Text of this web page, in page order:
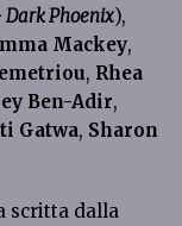
Dark Phoenix),
Mackey,
, Rhea
Ben-Adir,
Gatwa, Sharon
scritta dalla